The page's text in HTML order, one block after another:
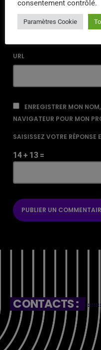
URL
ENREGISTRER MON
NAVIGATEUR POUR MON
SAISISSEZ VOTRE RÉPONSE
14 + 13 =
CONTACTS :
consentement contrôlé.
Paramètres Cookie